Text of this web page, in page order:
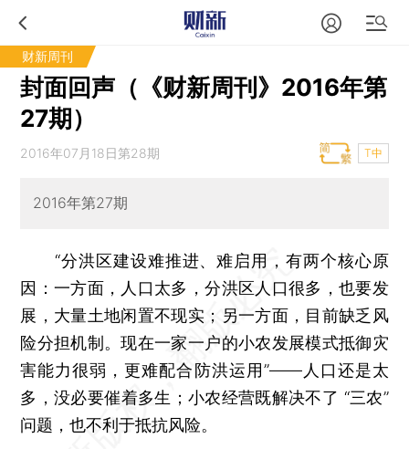
财新周刊
封面回声（《财新周刊》2016年第
27期）
2016年07月18日第28期 T中
2016年第27期
“分洪区建设难推进、难启用，有两个核心原
因：一方面，人口太多，分洪区人口很多，也要发
展，大量土地闲置不现实；另一方面，目前缺乏风
险分担机制。现在一家一户的小农发展模式抵御灾
害能力很弱，更难配合防洪运用”——人口还是太
多，没必要催着多生；小农经营既解决不了 “三农”
问题，也不利于抵抗风险。